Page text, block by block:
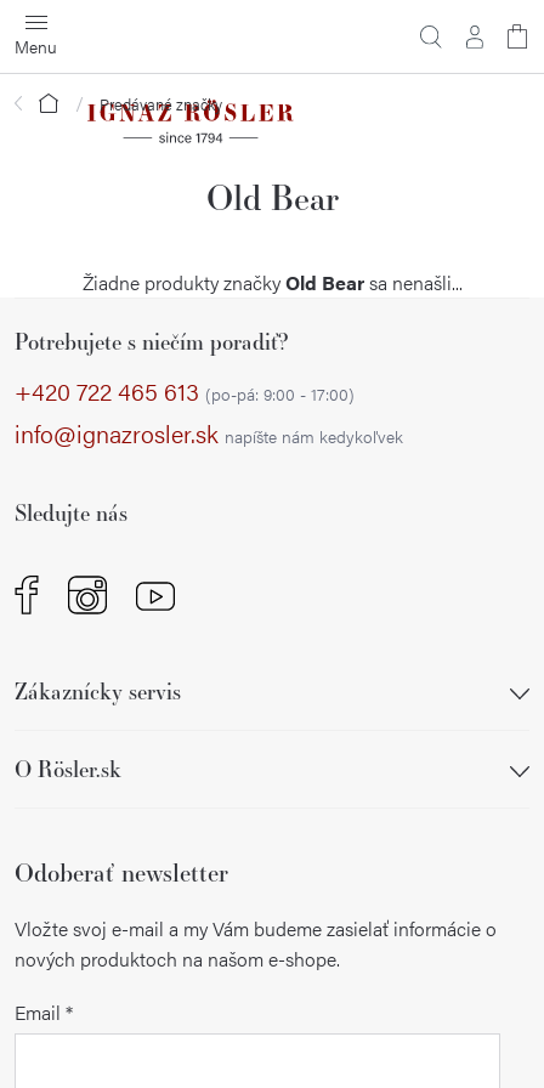
Prejsť
na
obsah
Domov Predávané značky
Old Bear
Žiadne produkty značkyOld Bearsa nenašli...
Potrebujete s niečím poradiť?
+420 722 465 613 (po-pá: 9:00 - 17:00)
info@ignazrosler.sk napíšte nám kedykoľvek
Sledujte nás
Zákaznícky servis
O Rösler.sk
Odoberať newsletter
Vložte svoj e-mail a my Vám budeme zasielať informácie o
nových produktoch na našom e-shope.
Email